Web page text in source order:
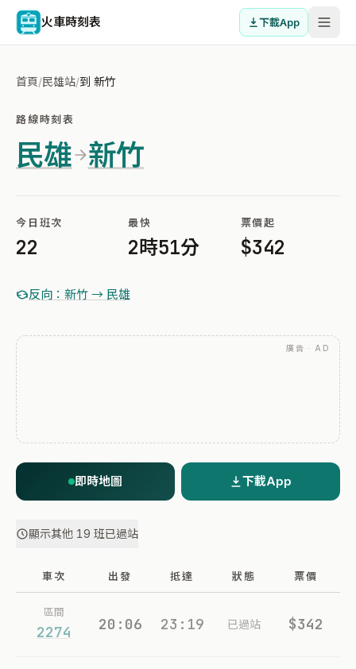
火車時刻表 下載App
首頁/民雄站/到 新竹
路線時刻表
民雄 新竹
今日班次
22
最快
2時51分
票價起
$342
反向：新竹 → 民雄
廣告 · AD
即時地圖 下載App
顯示其他 19 班已過站
車次 出發 抵達 狀態 票價
區間
2274 20:06 23:19 已過站 $342